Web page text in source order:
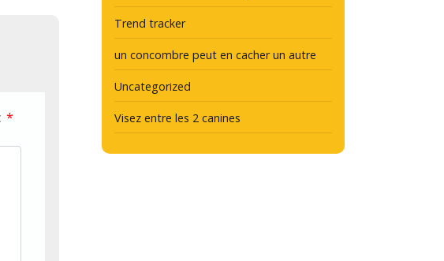
*
Trend tracker
un concombre peut en cacher un autre
Uncategorized
Visez entre les 2 canines